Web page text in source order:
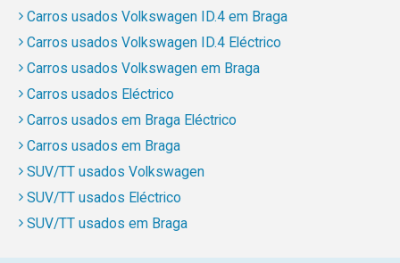
Carros usados Volkswagen ID.4 em Braga
Carros usados Volkswagen ID.4 Eléctrico
Carros usados Volkswagen em Braga
Carros usados Eléctrico
Carros usados em Braga Eléctrico
Carros usados em Braga
SUV/TT usados Volkswagen
SUV/TT usados Eléctrico
SUV/TT usados em Braga